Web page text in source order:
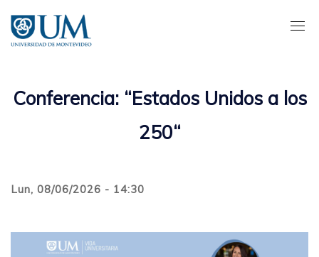
contenido
principal
Conferencia: “Estados Unidos a los
250“
Lun, 08/06/2026 - 14:30